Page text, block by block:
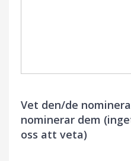
Vet den/de
nominerar dem
oss att veta)